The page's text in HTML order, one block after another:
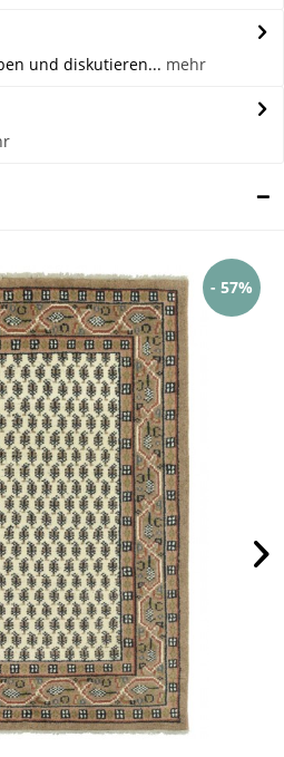
und diskutieren... mehr
- 57%